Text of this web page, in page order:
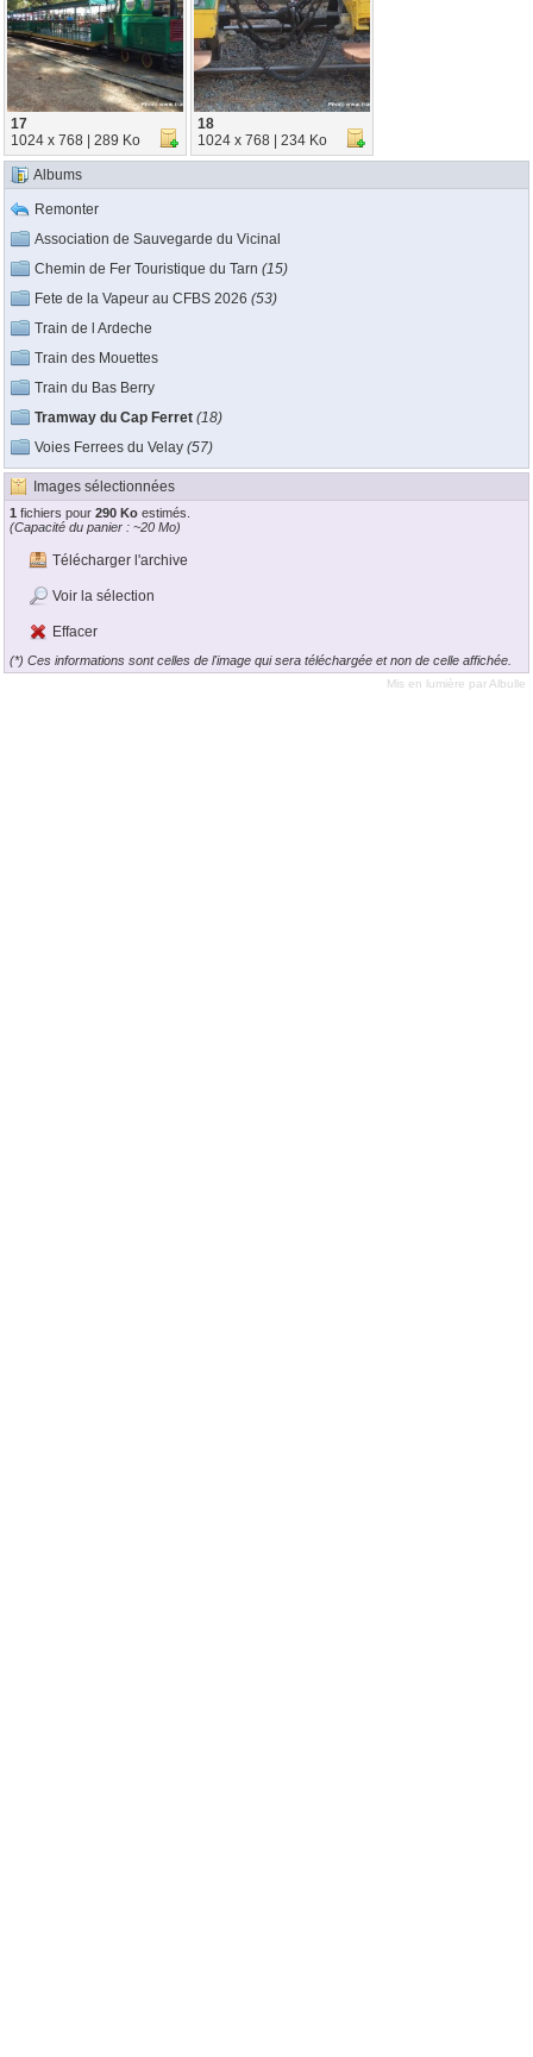
17
1024 x 768 | 289 Ko
18
1024 x 768 | 234 Ko
Albums
Remonter
Association de Sauvegarde du Vicinal
Chemin de Fer Touristique du Tarn (15)
Fete de la Vapeur au CFBS 2026 (53)
Train de l Ardeche
Train des Mouettes
Train du Bas Berry
Tramway du Cap Ferret (18)
Voies Ferrees du Velay (57)
Images sélectionnées
1 fichiers pour 290 Ko estimés.
(Capacité du panier : ~20 Mo)
Télécharger l'archive
Voir la sélection
Effacer
(*) Ces informations sont celles de l'image qui sera téléchargée et non de celle affichée.
Mis en lumière par Albulle